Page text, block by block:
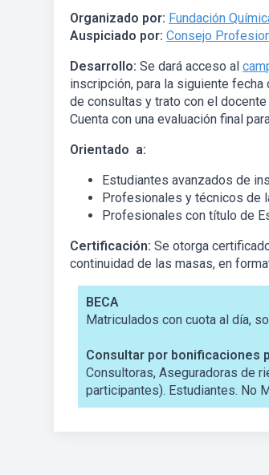
Organizado por: Fundación
Auspiciado por: Consejo
Desarrollo: Se dará acceso al
inscripción, para la siguiente
de consultas y trato con el
Cuenta con una evaluación final
Orientado a:
Estudiantes avanzados de
Profesionales y técnicos de
Profesionales con título de
Certificación:Se otorga
continuidad de las masas, en
BECA
Matriculados con cuota al día,
Consultar por bonificaciones
Consultoras, Aseguradoras de
participantes). Estudiantes. No